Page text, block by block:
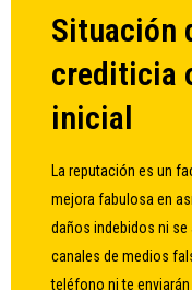
Situación
crediticia
inicial
La reputación es un
mejora fabulosa en
daños indebidos ni se
canales de medios
teléfono ni te